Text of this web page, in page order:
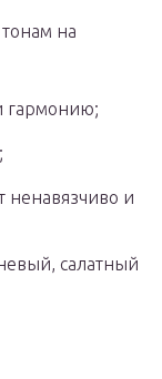
тонам на
гармонию;
ненавязчиво и
салатный